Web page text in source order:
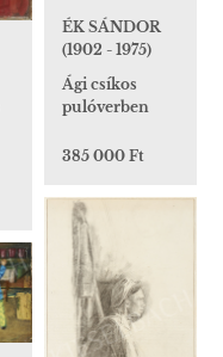
ÉK SÁNDOR
(1902 - 1975)
Ági csíkos
pulóverben
385 000 Ft